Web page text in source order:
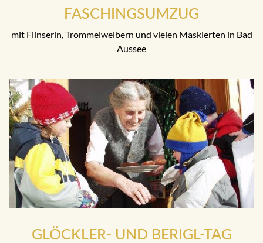
FASCHINGSUMZUG
mit Flinserln, Trommelweibern und vielen Maskierten in Bad
Aussee
GLÖCKLER- UND BERIGL-TAG